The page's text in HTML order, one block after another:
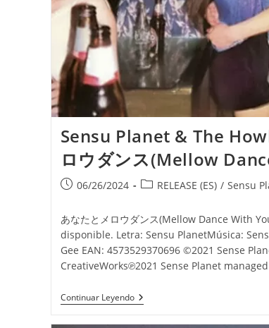
Sensu Planet & The
ロウダンス(Mellow
Publicación
la
entrada:
06/26/2024
Categoría
la
entrada:
RELEASE (ES) / Sensu
あなたとメロウダンス(Mellow Dance With
disponible. Letra: Sensu PlanetMúsica:
Gee EAN: 4573529370696 ©2021 Sense
CreativeWorks℗2021 Sense Planet
Continuar LeyendoSensu Planet & The Howling
«あ